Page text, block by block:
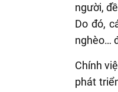
người,
Do đó,
nghèo…
Chính
phát